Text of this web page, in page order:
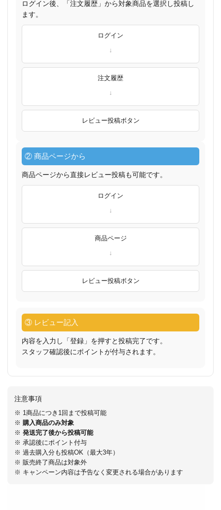
ログイン後、「注文履歴」から対象商品を選択し投稿し
ます。
ログイン
注文履歴
レビュー投稿ボタン
② 商品ページから
商品ページから直接レビュー投稿も可能です。
ログイン
商品ページ
レビュー投稿ボタン
③ レビュー記入
内容を入力し「登録」を押すと投稿完了です。
スタッフ確認後にポイントが付与されます。
注意事項
※ 1商品につき1回まで投稿可能
※ 購入商品のみ対象
※ 発送完了後から投稿可能
※ 承認後にポイント付与
※ 過去購入分も投稿OK（最大3年）
※ 販売終了商品は対象外
※ キャンペーン内容は予告なく変更される場合があります